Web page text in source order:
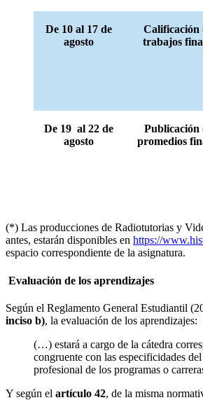
De 10 al 17 de
agosto
Calificación
trabajos
De 19 al 22 de
agosto
Publicación
promedios
(*) Las producciones de Radiotutorias y
antes, estarán disponibles en https://
espacio correspondiente de la asignatura.
Evaluación de los aprendizajes
Según el Reglamento General Estudiantil
inciso b), la evaluación de los aprendizajes:
(…) estará a cargo de la cátedra
congruente con las especificidades
profesional de los programas o
Y según el artículo 42, de la misma